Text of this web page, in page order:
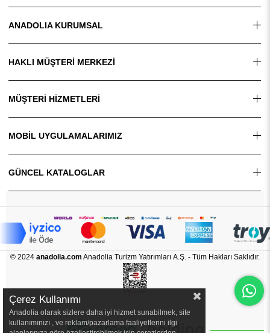
ANADOLIA KURUMSAL
HAKLI MÜŞTERİ MERKEZİ
MÜŞTERİ HİZMETLERİ
MOBİL UYGULAMALARIMIZ
GÜNCEL KATALOGLAR
© 2024 anadolia.com Anadolia Turizm Yatırımları A.Ş. - Tüm Hakları Saklıdır.
Çerez Kullanımı
Anadolia olarak sizlere daha iyi hizmet sunabilmek, site
kullanımınızı , ve reklam/pazarlama faaliyetlerini ilgi